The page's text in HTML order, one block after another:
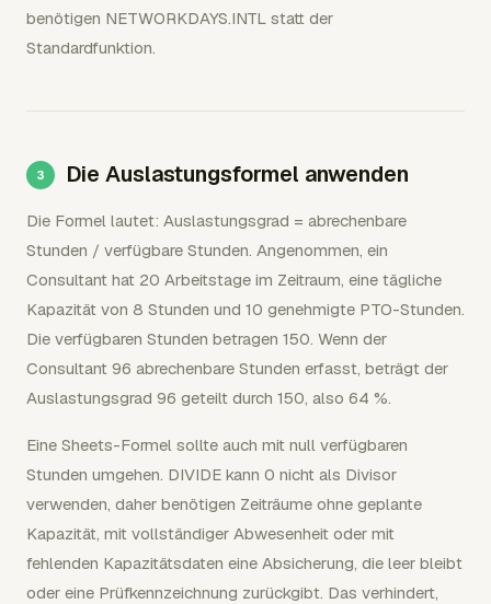
benötigen NETWORKDAYS.INTL statt der
Standardfunktion.
Die Auslastungsformel anwenden
Die Formel lautet: Auslastungsgrad = abrechenbare
Stunden / verfügbare Stunden. Angenommen, ein
Consultant hat 20 Arbeitstage im Zeitraum, eine tägliche
Kapazität von 8 Stunden und 10 genehmigte PTO-Stunden.
Die verfügbaren Stunden betragen 150. Wenn der
Consultant 96 abrechenbare Stunden erfasst, beträgt der
Auslastungsgrad 96 geteilt durch 150, also 64 %.
Eine Sheets-Formel sollte auch mit null verfügbaren
Stunden umgehen. DIVIDE kann 0 nicht als Divisor
verwenden, daher benötigen Zeiträume ohne geplante
Kapazität, mit vollständiger Abwesenheit oder mit
fehlenden Kapazitätsdaten eine Absicherung, die leer bleibt
oder eine Prüfkennzeichnung zurückgibt. Das verhindert,